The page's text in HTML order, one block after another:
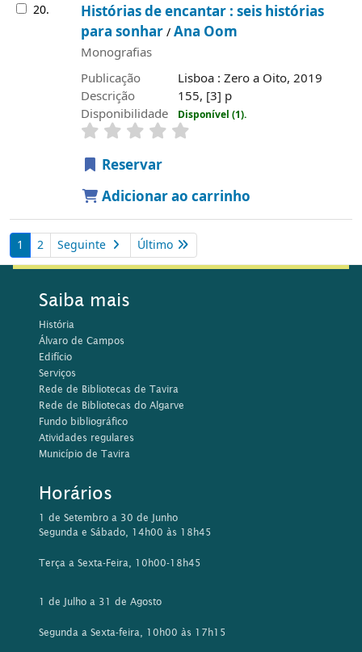
20.
Histórias de encantar : seis histórias
para sonhar/Ana Oom
Monografias
Publicação
Lisboa : Zero a Oito, 2019
Descrição
155, [3] p
Disponibilidade
Disponível (1).
Reservar
Adicionar ao carrinho
1 2 Seguinte Último
Saiba mais
História
Álvaro de Campos
Edifício
Serviços
Rede de Bibliotecas de Tavira
Rede de Bibliotecas do Algarve
Fundo bibliográfico
Atividades regulares
Município de Tavira
Horários
1 de Setembro a 30 de Junho
Segunda e Sábado, 14h00 às 18h45
Terça a Sexta-Feira, 10h00-18h45
1 de Julho a 31 de Agosto
Segunda a Sexta-feira, 10h00 às 17h15